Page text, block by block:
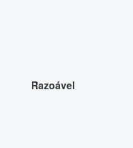
Razoável